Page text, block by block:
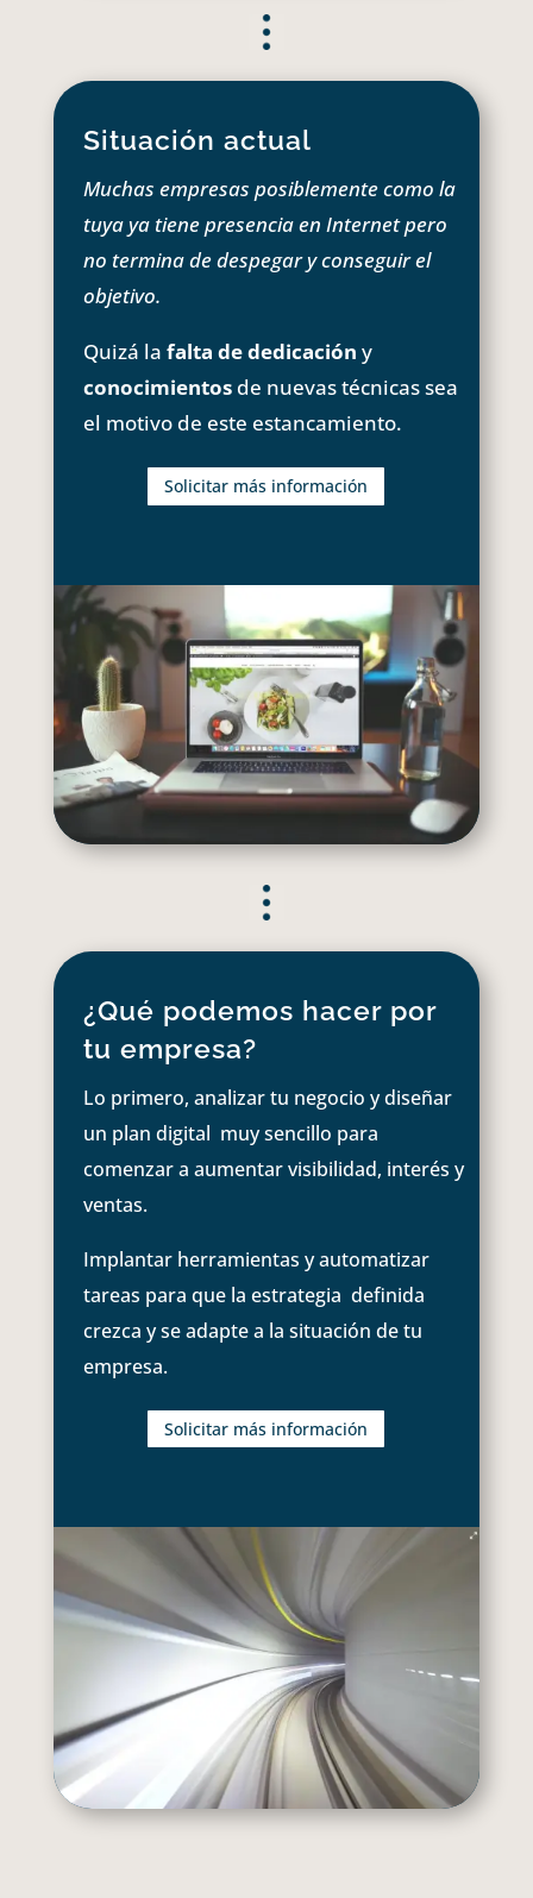
Situación actual
Muchas empresas posiblemente como la
tuya ya tiene presencia en Internet pero
no termina de despegar y conseguir el
objetivo.
Quizá la falta de dedicación y
conocimientosde nuevas técnicas sea
el motivo de este estancamiento.
Solicitar más información
¿Qué podemos hacer por
tu empresa?
Lo primero, analizar tu negocio y diseñar
un plan digital muy sencillo para
comenzar a aumentar visibilidad, interés y
ventas.
Implantar herramientas y automatizar
tareas para que la estrategia definida
crezca y se adapte a la situación de tu
empresa.
Solicitar más información